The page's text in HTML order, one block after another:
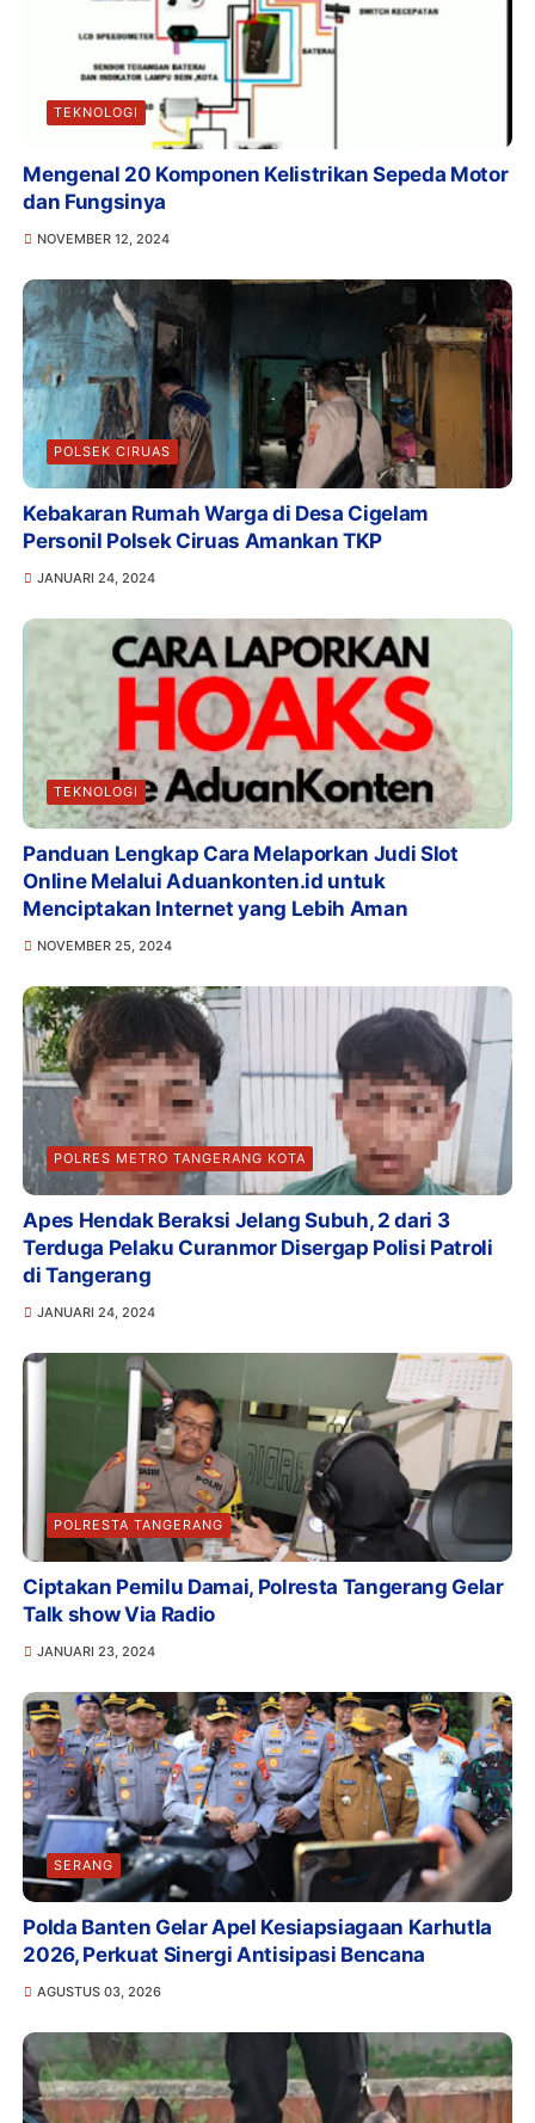
TEKNOLOGI
Mengenal 20 Komponen Kelistrikan Sepeda Motor
dan Fungsinya
NOVEMBER 12, 2024
POLSEK CIRUAS
Kebakaran Rumah Warga di Desa Cigelam
Personil Polsek Ciruas Amankan TKP
JANUARI 24, 2024
TEKNOLOGI
Panduan Lengkap Cara Melaporkan Judi Slot
Online Melalui Aduankonten.id untuk
Menciptakan Internet yang Lebih Aman
NOVEMBER 25, 2024
POLRES METRO TANGERANG KOTA
Apes Hendak Beraksi Jelang Subuh, 2 dari 3
Terduga Pelaku Curanmor Disergap Polisi Patroli
di Tangerang
JANUARI 24, 2024
POLRESTA TANGERANG
Ciptakan Pemilu Damai, Polresta Tangerang Gelar
Talk show Via Radio
JANUARI 23, 2024
SERANG
Polda Banten Gelar Apel Kesiapsiagaan Karhutla
2026, Perkuat Sinergi Antisipasi Bencana
AGUSTUS 03, 2026